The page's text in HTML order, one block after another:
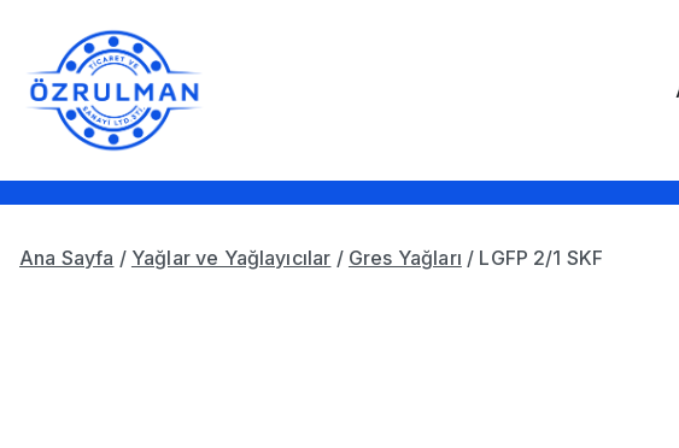
Güç Aktarım Ürünleri, Rulmanlar, Kayışlar,
Ana Sayfa / Yağlar ve Yağlayıcılar / Gres Yağları / LGFP 2/1 SKF